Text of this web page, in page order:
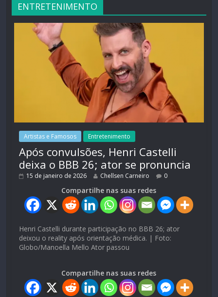
ENTRETENIMENTO
Artistas e Famosos Entretenimento
Após convulsões, Henri Castelli
deixa o BBB 26; ator se pronuncia
15 de janeiro de 2026 Chellsen Carneiro 0
Compartilhe nas suas redes
Henri Castelli durante participação no BBB 26; ator
deixou o reality após orientação médica. | Foto:
Globo/Manoella Mello Ator passou
Compartilhe nas suas redes